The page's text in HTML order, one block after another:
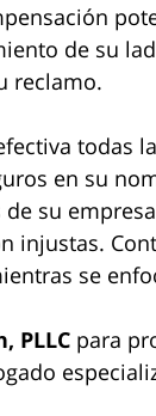
de su
reclamo.
todas
en su
su
injustas.
se
PLLC para